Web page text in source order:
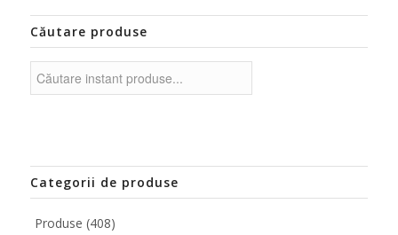
Căutare produse
Categorii de produse
Produse (408)